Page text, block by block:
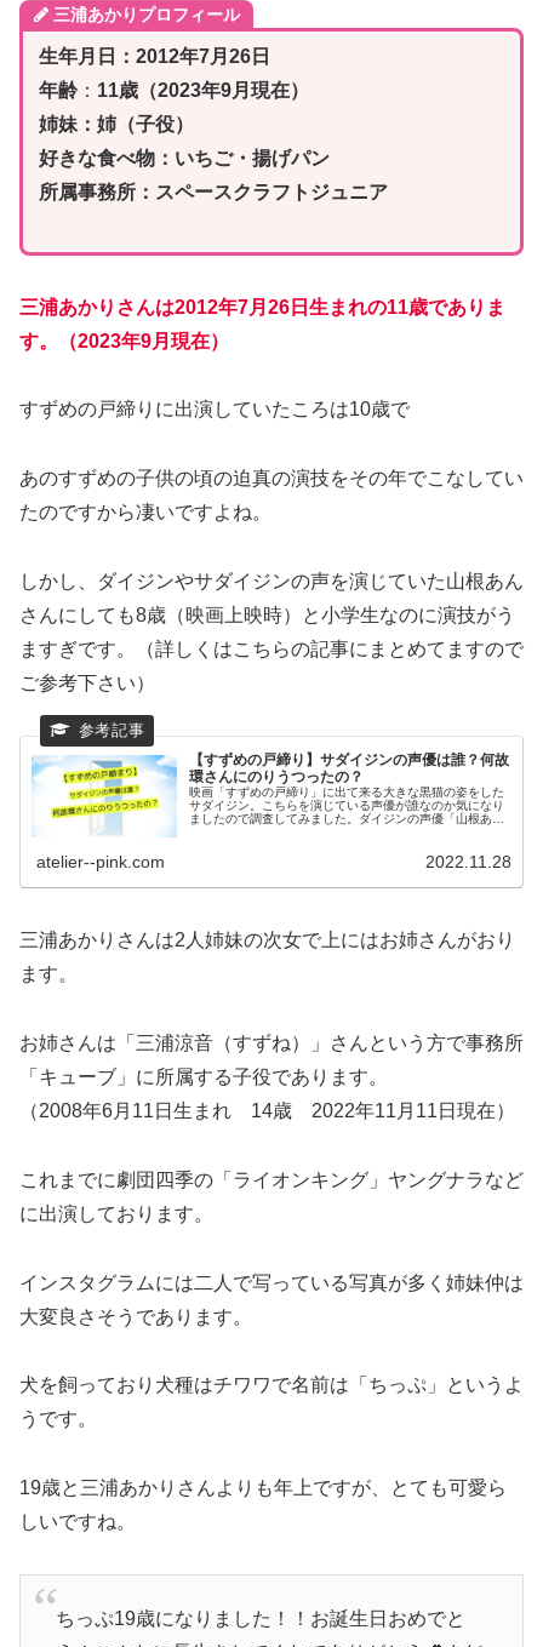
三浦あかりプロフィール
生年月日：2012年7月26日
年齢： 11歳（2023年9月現在）
姉妹：姉（子役）
好きな食べ物：いちご・揚げパン
所属事務所：スペースクラフトジュニア
三浦あかりさんは2012年7月26日生まれの11歳でありま
す。（2023年9月現在）
すずめの戸締りに出演していたころは10歳で
あのすずめの子供の頃の迫真の演技をその年でこなしてい
たのですから凄いですよね。
しかし、ダイジンやサダイジンの声を演じていた山根あん
さんにしても8歳（映画上映時）と小学生なのに演技がう
ますぎです。（詳しくはこちらの記事にまとめてますので
ご参考下さい）
【すずめの戸締り】サダイジンの声優は誰？何故
環さんにのりうつったの？
映画「すずめの戸締り」に出て来る大きな黒猫の姿をした
サダイジン。こちらを演じている声優が誰なのか気になり
ましたので調査してみました。ダイジンの声優「山根あ
atelier--pink.com 2022.11.28
三浦あかりさんは2人姉妹の次女で上にはお姉さんがおり
ます。
お姉さんは「三浦涼音（すずね）」さんという方で事務所
「キューブ」に所属する子役であります。
（2008年6月11日生まれ 14歳 2022年11月11日現在）
これまでに劇団四季の「ライオンキング」ヤングナラなど
に出演しております。
インスタグラムには二人で写っている写真が多く姉妹仲は
大変良さそうであります。
犬を飼っており犬種はチワワで名前は「ちっぷ」というよ
うです。
19歳と三浦あかりさんよりも年上ですが、とても可愛ら
しいですね。
ちっぷ19歳になりました！！お誕生日おめでと